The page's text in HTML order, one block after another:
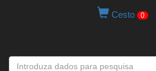
Cesto 0